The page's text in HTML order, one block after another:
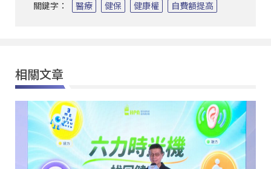
關鍵字： 醫療 健保 健康權 自費額提高
相關文章